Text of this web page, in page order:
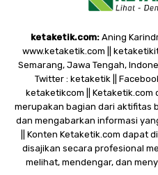
ketaketik.com: Aning
www.ketaketik.com ||
Semarang, Jawa Tengah,
Twitter : ketaketik ||
ketaketikcom || Ketaketik.com
merupakan bagian dari aktifitas
dan mengabarkan informasi
|| Konten Ketaketik.com dapat
disajikan secara profesional
melihat, mendengar, dan